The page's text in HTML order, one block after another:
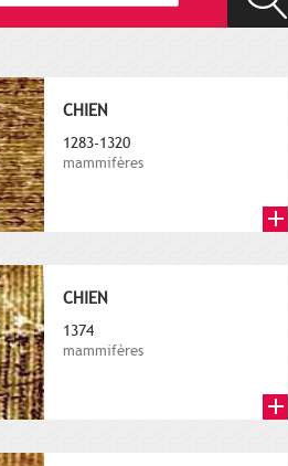
CHIEN
1283-1320
mammifères
CHIEN
1374
mammifères